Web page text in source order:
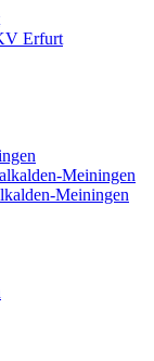
Erfurt
Meiningen
Meiningen